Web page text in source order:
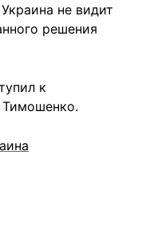
не видит
решения
к
в Xв Viber
в Whatsapp
в Messenger
в LinkedIn